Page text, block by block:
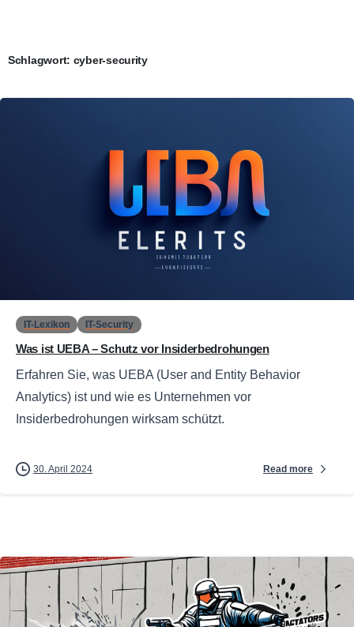
Schlagwort: cyber-security
IT-Lexikon IT-Security
Was ist UEBA – Schutz vor Insiderbedrohungen
Erfahren Sie, was UEBA (User and Entity Behavior
Analytics) ist und wie es Unternehmen vor
Insiderbedrohungen wirksam schützt.
30. April 2024 Read more